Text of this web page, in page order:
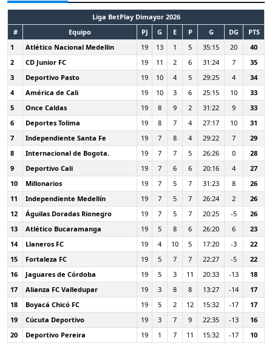
Liga BetPlay Dimayor 2026
#
Equipo PJ G E P G DG
PTS
1
Atlético Nacional Medellin 19 13 1 5 35:15 20
40
2
CD Junior FC 19 11 2 6 31:24 7
35
3
Deportivo Pasto 19 10 4 5 29:25 4
34
4
América de Cali 19 10 3 6 25:15 10
33
5
Once Caldas 19 8 9 2 31:22 9
33
6
Deportes Tolima 19 8 7 4 27:17 10
31
7
Independiente Santa Fe 19 7 8 4 29:22 7
29
8
Internacional de Bogota. 19 7 7 5 26:26 0
28
9
Deportivo Cali 19 7 6 6 20:16 4
27
10
Millonarios 19 7 5 7 31:23 8
26
11
Independiente Medellín 19 7 5 7 26:24 2
26
12
Águilas Doradas Rionegro 19 7 5 7 20:25 -5
26
13
Atlético Bucaramanga 19 5 8 6 26:20 6
23
14
Llaneros FC 19 4 10 5 17:20 -3
22
15
Fortaleza FC 19 5 7 7 22:27 -5
22
16
Jaguares de Córdoba 19 5 3 11 20:33 -13
18
17
Alianza FC Valledupar 19 3 8 8 13:27 -14
17
18
Boyacá Chicó FC 19 5 2 12 15:32 -17
17
19
Cúcuta Deportivo 19 3 7 9 22:35 -13
16
20
Deportivo Pereira 19 1 7 11 15:32 -17 10